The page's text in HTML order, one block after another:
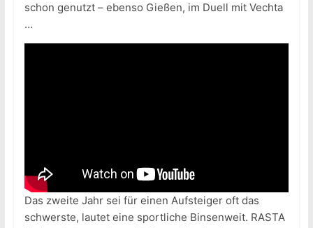
schon genutzt – ebenso Gießen, im Duell mit Vechta
…
Das zweite Jahr sei für einen Aufsteiger oft das
schwerste, lautet eine sportliche Binsenweit. RASTA